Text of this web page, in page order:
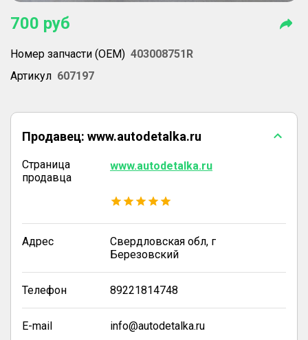
700 руб
Номер запчасти (OEM) 403008751R
Артикул 607197
Продавец: www.autodetalka.ru
Страница
продавца
www.autodetalka.ru
Адрес
Свердловская обл, г
Березовский
Телефон 89221814748
E-mail info@autodetalka.ru